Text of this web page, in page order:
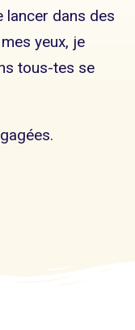
lancer dans des
yeux, je
tous-tes se